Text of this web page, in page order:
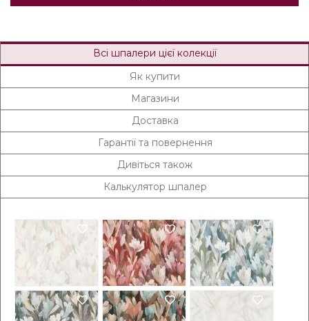
Всі шпалери цієї колекції
Як купити
Магазини
Доставка
Гарантії та повернення
Дивіться також
Калькулятор шпалер